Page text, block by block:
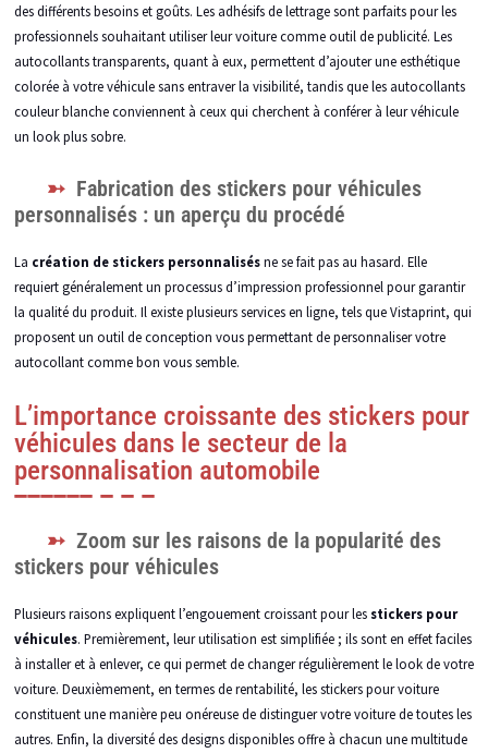
des différents besoins et goûts. Les adhésifs de lettrage sont parfaits pour les
professionnels souhaitant utiliser leur voiture comme outil de publicité. Les
autocollants transparents, quant à eux, permettent d’ajouter une esthétique
colorée à votre véhicule sans entraver la visibilité, tandis que les autocollants
couleur blanche conviennent à ceux qui cherchent à conférer à leur véhicule
un look plus sobre.
Fabrication des stickers pour véhicules
personnalisés : un aperçu du procédé
La création de stickers personnalisésne se fait pas au hasard. Elle
requiert généralement un processus d’impression professionnel pour garantir
la qualité du produit. Il existe plusieurs services en ligne, tels que Vistaprint, qui
proposent un outil de conception vous permettant de personnaliser votre
autocollant comme bon vous semble.
L’importance croissante des stickers pour
véhicules dans le secteur de la
personnalisation automobile
Zoom sur les raisons de la popularité des
stickers pour véhicules
Plusieurs raisons expliquent l’engouement croissant pour les stickers pour
véhicules. Premièrement, leur utilisation est simplifiée ; ils sont en effet faciles
à installer et à enlever, ce qui permet de changer régulièrement le look de votre
voiture. Deuxièmement, en termes de rentabilité, les stickers pour voiture
constituent une manière peu onéreuse de distinguer votre voiture de toutes les
autres. Enfin, la diversité des designs disponibles offre à chacun une multitude